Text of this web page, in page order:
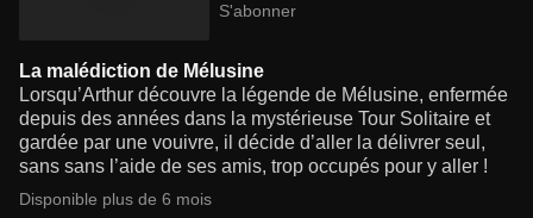
S'abonner
La malédiction de Mélusine
Lorsqu’Arthur découvre la légende de Mélusine, enfermée
depuis des années dans la mystérieuse Tour Solitaire et
gardée par une vouivre, il décide d’aller la délivrer seul,
sans sans l’aide de ses amis, trop occupés pour y aller !
Disponible plus de 6 mois